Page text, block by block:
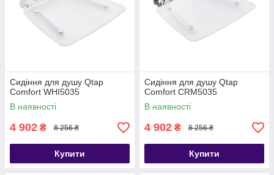
Сидіння для душу Qtap
Comfort WHI5035
В наявності
4 902 ₴ 8 256 ₴
Купити
Сидіння для душу Qtap
Comfort CRM5035
В наявності
4 902 ₴ 8 256 ₴
Купити